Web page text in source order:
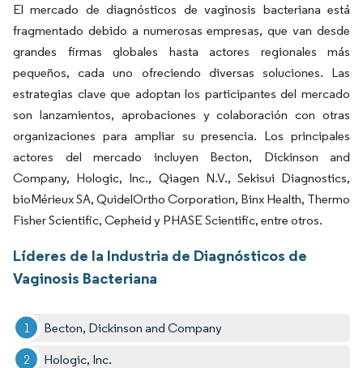
El mercado de diagnósticos de vaginosis bacteriana está
fragmentado debido a numerosas empresas, que van desde
grandes firmas globales hasta actores regionales más
pequeños, cada uno ofreciendo diversas soluciones. Las
estrategias clave que adoptan los participantes del mercado
son lanzamientos, aprobaciones y colaboración con otras
organizaciones para ampliar su presencia. Los principales
actores del mercado incluyen Becton, Dickinson and
Company, Hologic, Inc., Qiagen N.V., Sekisui Diagnostics,
bioMérieux SA, QuidelOrtho Corporation, Binx Health, Thermo
Fisher Scientific, Cepheid y PHASE Scientific, entre otros.
Líderes de la Industria de Diagnósticos de
Vaginosis Bacteriana
Becton, Dickinson and Company
Hologic, Inc.